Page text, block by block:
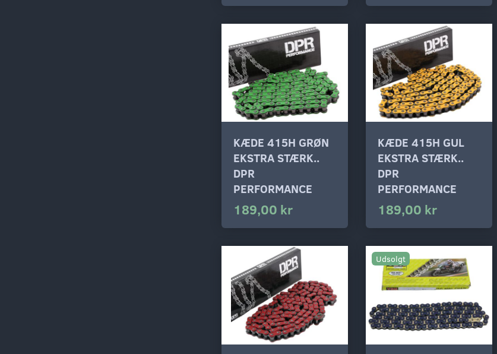
KÆDE 415H GRØN
EKSTRA STÆRK..
DPR
PERFORMANCE
189,00 kr
KÆDE 415H GUL
EKSTRA STÆRK..
DPR
PERFORMANCE
189,00 kr
Udsolgt